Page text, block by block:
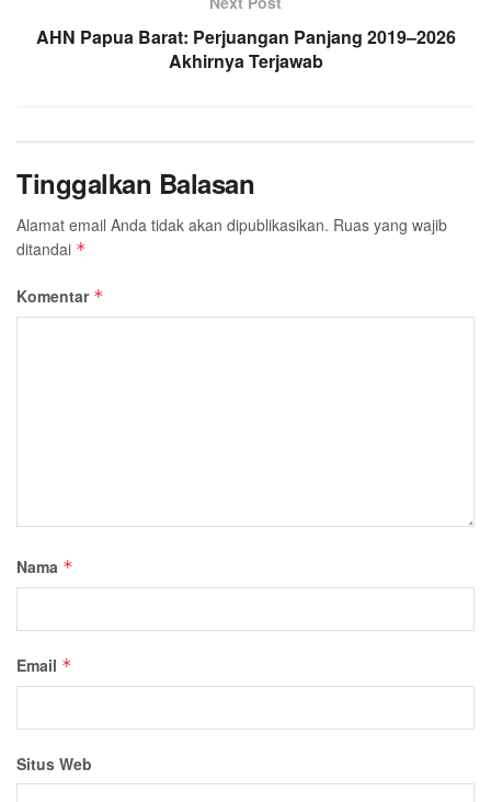
AHN Papua Barat: Perjuangan Panjang 2019–2026
Akhirnya Terjawab
Tinggalkan Balasan
Alamat email Anda tidak akan dipublikasikan. Ruas yang wajib
ditandai *
Komentar *
Nama *
Email *
Situs Web